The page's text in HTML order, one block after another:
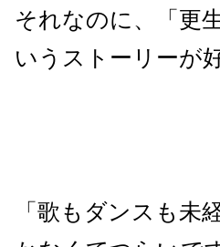
それなのに、「更
いうストーリーが
「歌もダンスも